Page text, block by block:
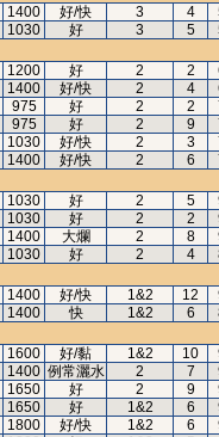
1400 好/快 3 4
1030 好 3 5
1200 好 2 2
1400 好/快 2 4
975 好 2 2
975 好 2 9
1030 好/快 2 3
1400 好/快 2 6
1030 好 2 5
1030 好 2 2
1400 大爛 2 8
1030 好 2 4
1400 好/快 1&2 12
1400 快 1&2 6
1600 好/黏 1&2 10
1400 例常灑水 2 7
1650 好 2 9
1650 好 1&2 6
1800 好/快 1&2 6